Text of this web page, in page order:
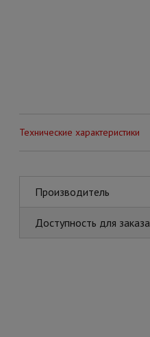
Технические характеристики
Производитель
Доступность для заказа